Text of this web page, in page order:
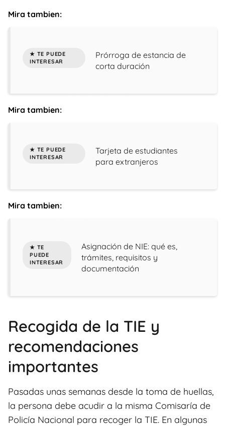
Mira tambien:
Prórroga de estancia de
corta duración
Mira tambien:
Tarjeta de estudiantes
para extranjeros
Mira tambien:
Asignación de NIE: qué es,
trámites, requisitos y
documentación
Recogida de la TIE y
recomendaciones
importantes
Pasadas unas semanas desde la toma de huellas,
la persona debe acudir a la misma Comisaría de
Policía Nacional para recoger la TIE. En algunas